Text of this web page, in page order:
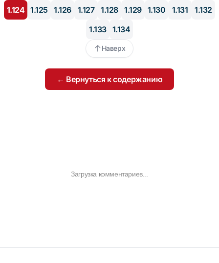
1.124 1.125 1.126 1.127 1.128 1.129 1.130 1.131
1.132
1.133 1.134
Наверх
← Вернуться к содержанию
Загрузка комментариев...